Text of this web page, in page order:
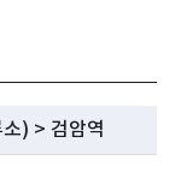
) > 검암역